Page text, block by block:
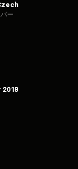
ー
2018